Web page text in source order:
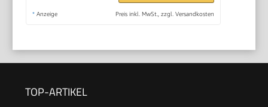
* Anzeige Preis inkl. MwSt., zzgl. Versandkosten
TOP-ARTIKEL